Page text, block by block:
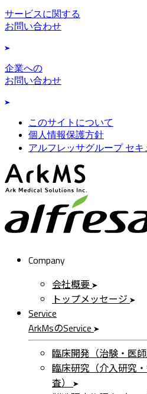
サービスに関する
お問い合わせ
企業への
お問い合わせ
このサイトについて
個人情報保護方針
アルフレッサグループ セ
Company
会社概要
トップメッセージ
Service
ArkMsのService
臨床開発（治験・医師
臨床研究（介入研究
査）